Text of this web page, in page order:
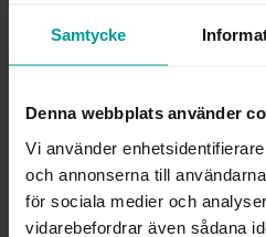
Samtycke
Denna webbplats använder
Vi använder
och annonserna till
för sociala medier och
vidarebefordrar även sådana
INFO
DJUP CA (CM)
9
HÖJD CA (CM)
3
LÄNGD CA (CM)
MATERIAL